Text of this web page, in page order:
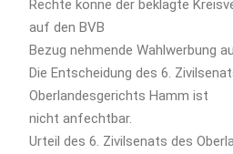
Rechte könne der beklagte
auf den BVB
Bezug nehmende Wahlwerbung
Die Entscheidung des 6.
Oberlandesgerichts Hamm ist
nicht anfechtbar.
Urteil des 6. Zivilsenats des